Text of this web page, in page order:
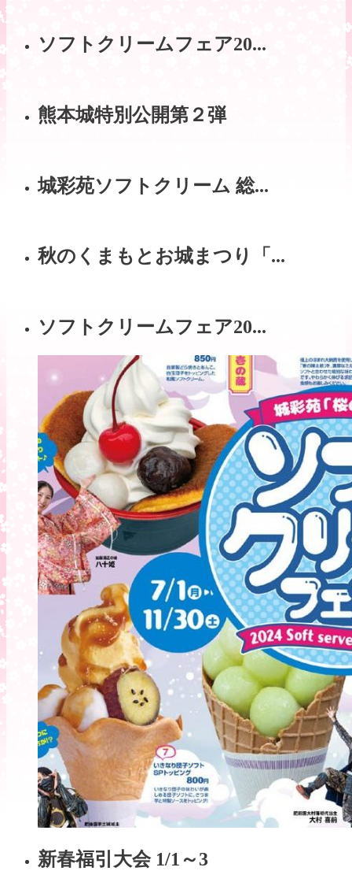
ソフトクリームフェア20...
熊本城特別公開第２弾
城彩苑ソフトクリーム 総...
秋のくまもとお城まつり「...
ソフトクリームフェア20...
新春福引大会 1/1～3